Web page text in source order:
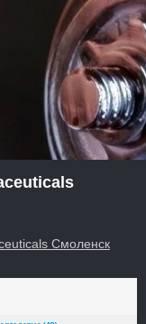
Смоленск